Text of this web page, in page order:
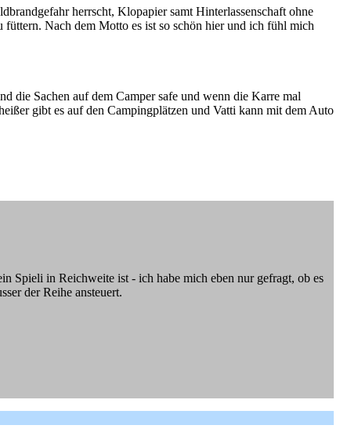
herrscht, Klopapier samt Hinterlassenschaft ohne
füttern. Nach dem Motto es ist so schön hier und ich fühl mich
die Sachen auf dem Camper safe und wenn die Karre mal
gibt es auf den Campingplätzen und Vatti kann mit dem Auto
Spieli in Reichweite ist - ich habe mich eben nur gefragt, ob es
der Reihe ansteuert.